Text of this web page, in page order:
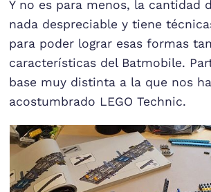
Y no es para menos, la cantidad
nada despreciable y tiene
para poder lograr esas formas tan
características del Batmobile.
base muy distinta a la que nos ha
acostumbrado LEGO Technic.